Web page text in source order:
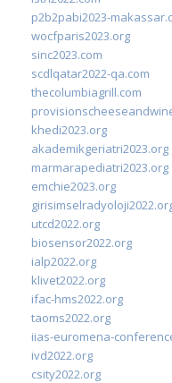
p2b2pabi2023-
wocfparis2023.org
sinc2023.com
scdlqatar2022-qa.com
thecolumbiagrill.com
khedi2023.org
akademikgeriatri2023.org
marmarapediatri2023.org
emchie2023.org
utcd2022.org
biosensor2022.org
ialp2022.org
klivet2022.org
ifac-hms2022.org
taoms2022.org
iias-euromena-
ivd2022.org
csity2022.org